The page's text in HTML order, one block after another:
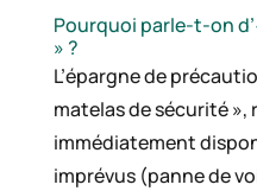
Pourquoi parle-t-on
» ?
L’épargne de
matelas de sécurité »,
immédiatement
imprévus (panne de